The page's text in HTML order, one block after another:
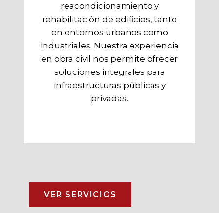
reacondicionamiento y
rehabilitación de edificios, tanto
en entornos urbanos como
industriales. Nuestra experiencia
en obra civil nos permite ofrecer
soluciones integrales para
infraestructuras públicas y
privadas.
VER SERVICIOS